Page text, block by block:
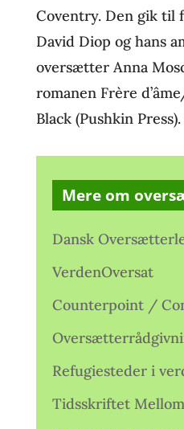
Coventry. Den gik til
David Diop og hans
oversætter Anna
romanen Frère
Black (Pushkin
Mere om
Dansk
VerdenOversat
Counterpoint /
Refugiesteder i
Tidsskriftet Mellom